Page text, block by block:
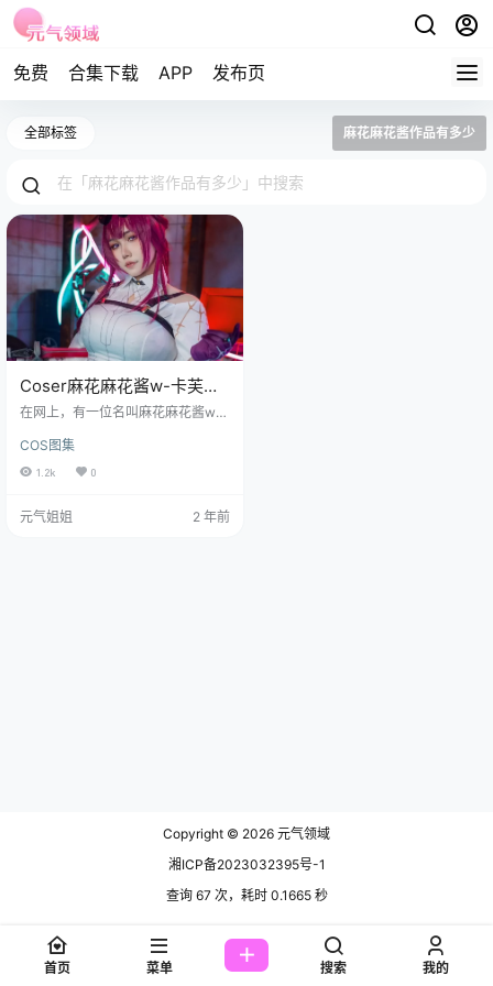
免费 合集下载 APP 发布页
全部标签 麻花麻花酱作品有多少
Coser麻花麻花酱w-卡芙卡
[29P-164.8M]
在网上，有一位名叫麻花麻花酱w的
家，以其独特的cosplay作品和俏皮
的性格，吸引着无数粉丝的目光。
秤座女孩。 免费套图，文章末尾获
COS图集
1.2k 0
元气姐姐 2 年前
Copyright © 2026 元气领域
湘ICP备2023032395号-1
查询 67 次，耗时 0.1665 秒
首页 菜单 搜索 我的